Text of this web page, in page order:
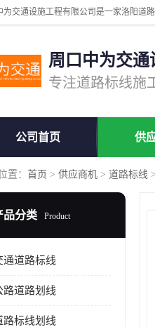
周口中为交通
公司首页 供
置： 首页 > 供应商机 > 道路标线
品分类 Product
通道路标线
路道路划线
路标线划线